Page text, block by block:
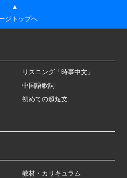
▲
ジトップへ
リスニング「時事中文」
中国語歌詞
初めての超短文
教材・カリキュラム